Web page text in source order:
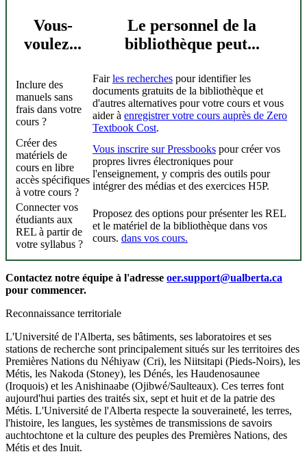
Vous-
voulez...
Le personnel de la
bibliothèque peut...
Inclure des
manuels sans
frais dans votre
cours ?
Fairles recherches pour identifier les
documents gratuits de la bibliothèque et
d'autres alternatives pour votre cours et vous
aider à enregistrer votre cours auprès de Zero
Textbook Cost.
Créer des
matériels de
cours en libre
accès spécifiques
à votre cours ?
Vous inscrire sur Pressbooks pour créer vos
propres livres électroniques pour
l'enseignement, y compris des outils pour
intégrer des médias et des exercices H5P.
Connecter vos
étudiants aux
REL à partir de
votre syllabus ?
Proposez des options pour présenter les REL
et le matériel de la bibliothèque dans vos
cours. dans vos cours.
Contactez notre équipe à l'adresse oer.support@ualberta.ca
pour commencer.
Reconnaissance territoriale
L'Université de l'Alberta, ses bâtiments, ses laboratoires et ses
stations de recherche sont principalement situés sur les territoires des
Premières Nations du Néhiyaw (Cri), les Niitsitapi (Pieds-Noirs), les
Métis, les Nakoda (Stoney), les Dénés, les Haudenosaunee
(Iroquois) et les Anishinaabe (Ojibwé/Saulteaux). Ces terres font
aujourd'hui parties des traités six, sept et huit et de la patrie des
Métis. L'Université de l'Alberta respecte la souveraineté, les terres,
l'histoire, les langues, les systèmes de transmissions de savoirs
auchtochtone et la culture des peuples des Premières Nations, des
Métis et des Inuit.